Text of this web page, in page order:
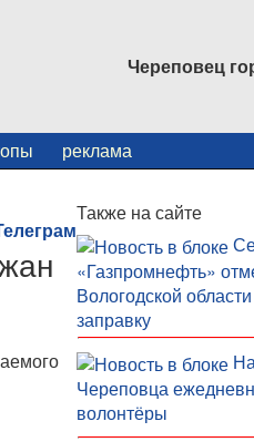
Череповец
реклама
Также на сайте
«Газпромнефть»
Вологодской
заправку
Череповца
волонтёры